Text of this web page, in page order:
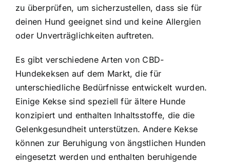
zu überprüfen, um sicherzustellen, dass sie für
deinen Hund geeignet sind und keine Allergien
oder Unverträglichkeiten auftreten.
Es gibt verschiedene Arten von CBD-
Hundekeksen auf dem Markt, die für
unterschiedliche Bedürfnisse entwickelt wurden.
Einige Kekse sind speziell für ältere Hunde
konzipiert und enthalten Inhaltsstoffe, die die
Gelenkgesundheit unterstützen. Andere Kekse
können zur Beruhigung von ängstlichen Hunden
eingesetzt werden und enthalten beruhigende